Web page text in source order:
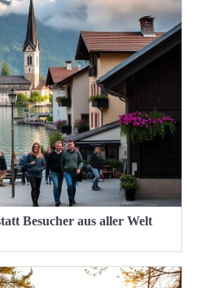
Besucher aus aller Welt